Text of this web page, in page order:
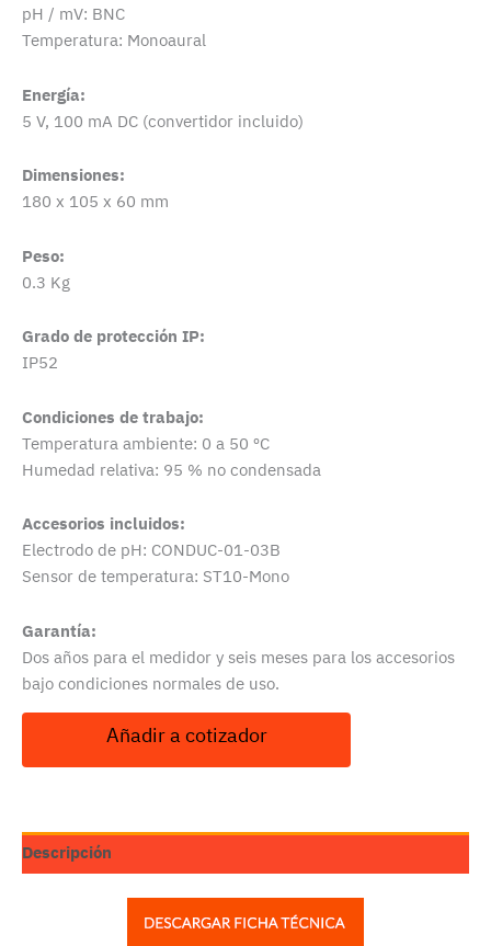
pH / mV: BNC
Temperatura: Monoaural
Energía:
5 V, 100 mA DC (convertidor incluido)
Dimensiones:
180 x 105 x 60 mm
Peso:
0.3 Kg
Grado de protección IP:
IP52
Condiciones de trabajo:
Temperatura ambiente: 0 a 50 ºC
Humedad relativa: 95 % no condensada
Accesorios incluidos:
Electrodo de pH: CONDUC-01-03B
Sensor de temperatura: ST10-Mono
Garantía:
Dos años para el medidor y seis meses para los accesorios
bajo condiciones normales de uso.
Añadir a cotizador
Descripción